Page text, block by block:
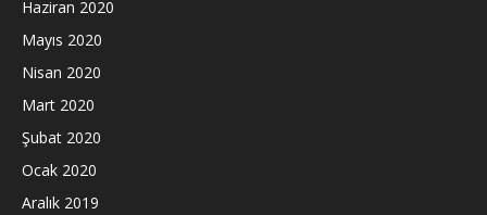
Haziran 2020
Mayıs 2020
Nisan 2020
Mart 2020
Şubat 2020
Ocak 2020
Aralık 2019